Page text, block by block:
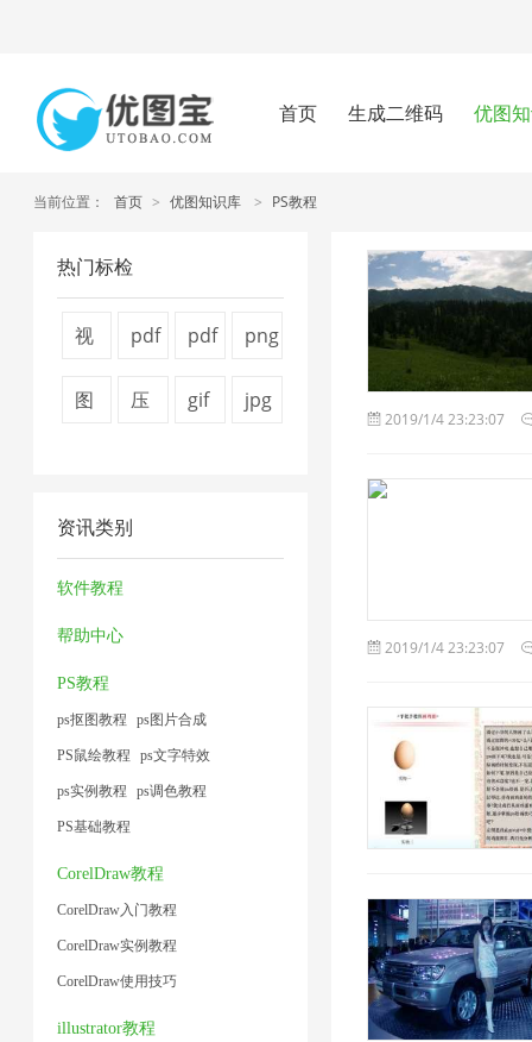
首页 生成二维码 优图
当前位置： 首页 > 优图知识库 > PS教程
热门标检
视
1
pdf
法
1
pdf
1
png
1
图
缩
器
2
压
片
gif
jpg
资讯类别
软件教程
帮助中心
PS教程
ps抠图教程 ps图片合成
PS鼠绘教程 ps文字特效
ps实例教程 ps调色教程
PS基础教程
CorelDraw教程
CorelDraw入门教程
CorelDraw实例教程
CorelDraw使用技巧
illustrator教程
2019/1/4 23:23:07
2019/1/4 23:23:07